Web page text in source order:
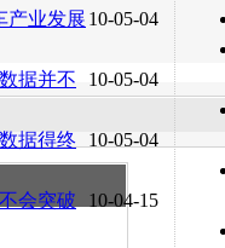
10-05-04
产业发展
10-05-04
据并不
10-05-04
据得终
10-04-15
会突破